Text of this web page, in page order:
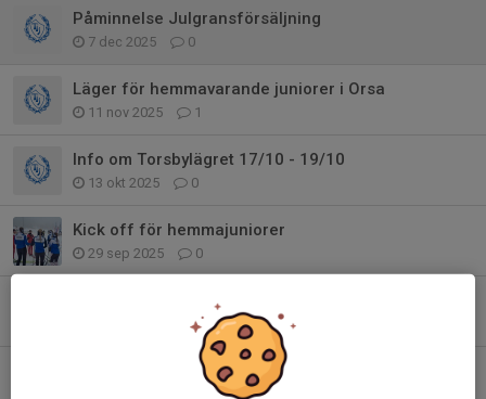
Påminnelse Julgransförsäljning
7 dec 2025 0
Läger för hemmavarande juniorer i Orsa
11 nov 2025 1
Info om Torsbylägret 17/10 - 19/10
13 okt 2025 0
Kick off för hemmajuniorer
29 sep 2025 0
0
Utförsäljning av landslagskläder